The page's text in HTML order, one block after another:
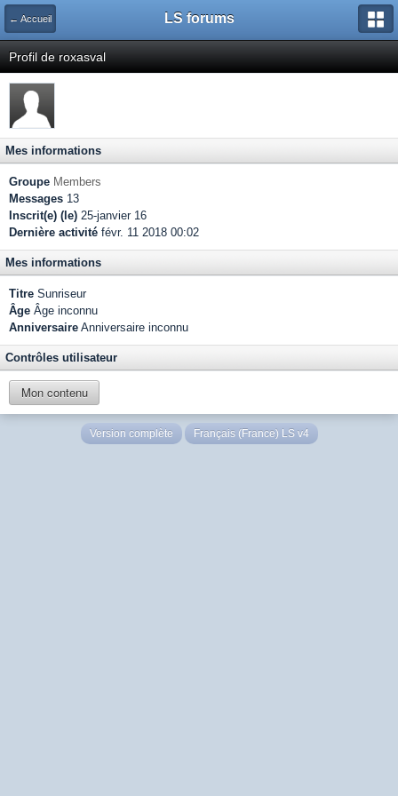
← Accueil LS forums
Profil de roxasval
Mes informations
Groupe Members
Messages 13
Inscrit(e) (le) 25-janvier 16
Dernière activité févr. 11 2018 00:02
Mes informations
Titre Sunriseur
Âge Âge inconnu
Anniversaire Anniversaire inconnu
Contrôles utilisateur
Mon contenu
Version complète Français (France) LS v4